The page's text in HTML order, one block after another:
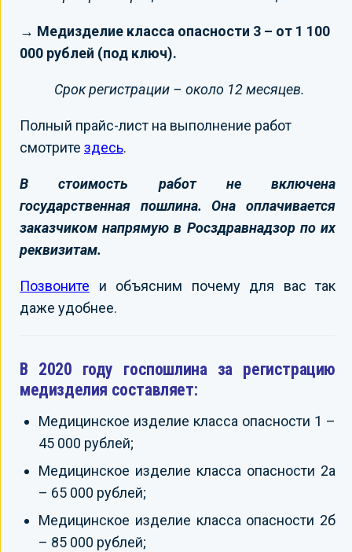
→ Медизделие класса опасности 3 – от 1 100
000 рублей (под ключ).
Срок регистрации – около 12 месяцев.
Полный прайс-лист на выполнение работ
смотрите здесь.
В стоимость работ не включена
государственная пошлина. Она оплачивается
заказчиком напрямую в Росздравнадзор по их
реквизитам.
Позвоните и объясним почему для вас так
даже удобнее.
В 2020 году госпошлина за регистрацию
медизделия составляет:
Медицинское изделие класса опасности 1 –
45 000 рублей;
Медицинское изделие класса опасности 2а
– 65 000 рублей;
Медицинское изделие класса опасности 2б
– 85 000 рублей;